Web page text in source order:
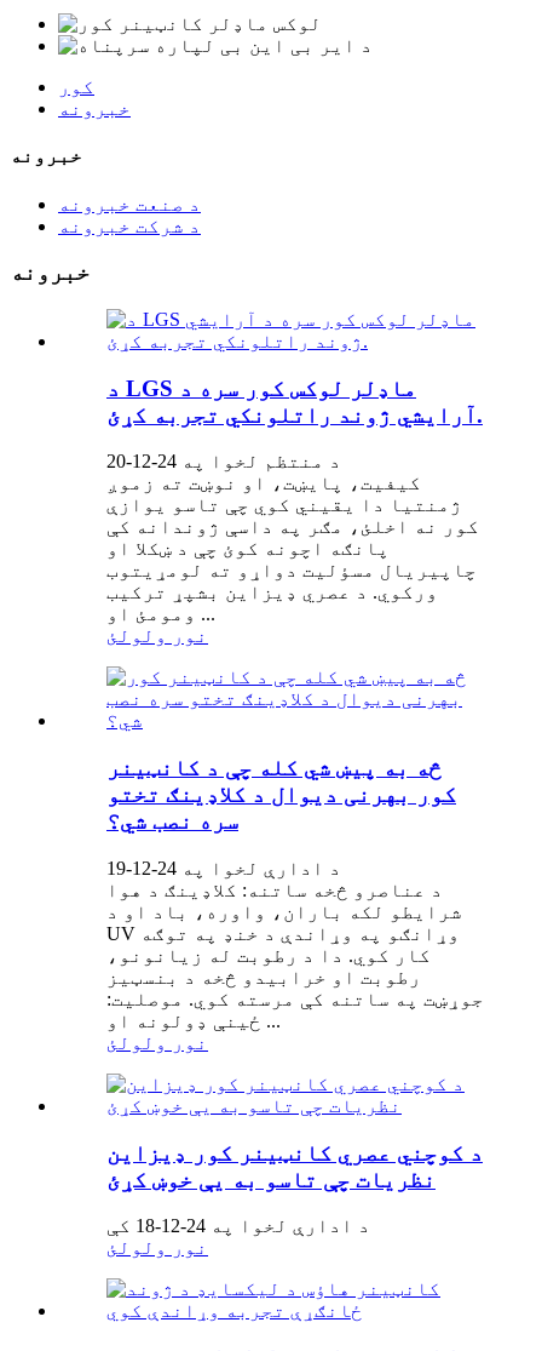
کور
خبرونه
خبرونه
د صنعت خبرونه
د شرکت خبرونه
خبرونه
د LGS ماډلر لوکس کور سره د
آرایشي ژوند راتلونکي تجربه کړئ.
د منتظم لخوا په 24-12-20
کیفیت، پایښت، او نوښت ته زموږ
ژمنتیا دا یقیني کوي چې تاسو یوازې
کور نه اخلئ، مګر په داسې ژوندانه کې
پانګه اچونه کوئ چې د ښکلا او
چاپیریال مسؤلیت دواړو ته لومړیتوب
ورکوي. د عصري ډیزاین بشپړ ترکیب
ومومئ او ...
نور ولولئ
څه به پیښ شي کله چې د کانټینر
کور بهرنی دیوال د کلاډینګ تختو
سره نصب شي؟
د ادارې لخوا په 24-12-19
د عناصرو څخه ساتنه: کلاډینګ د هوا
شرایطو لکه باران، واوره، باد او د
UV وړانګو په وړاندې د خنډ په توګه
کار کوي. دا د رطوبت له زیانونو،
رطوبت او خرابیدو څخه د بنسټیز
جوړښت په ساتنه کې مرسته کوي. موصلیت:
ځینې ډولونه او ...
نور ولولئ
د کوچني عصري کانټینر کور ډیزاین
نظریات چې تاسو به یې خوښ کړئ
د ادارې لخوا په 24-12-18 کې
نور ولولئ